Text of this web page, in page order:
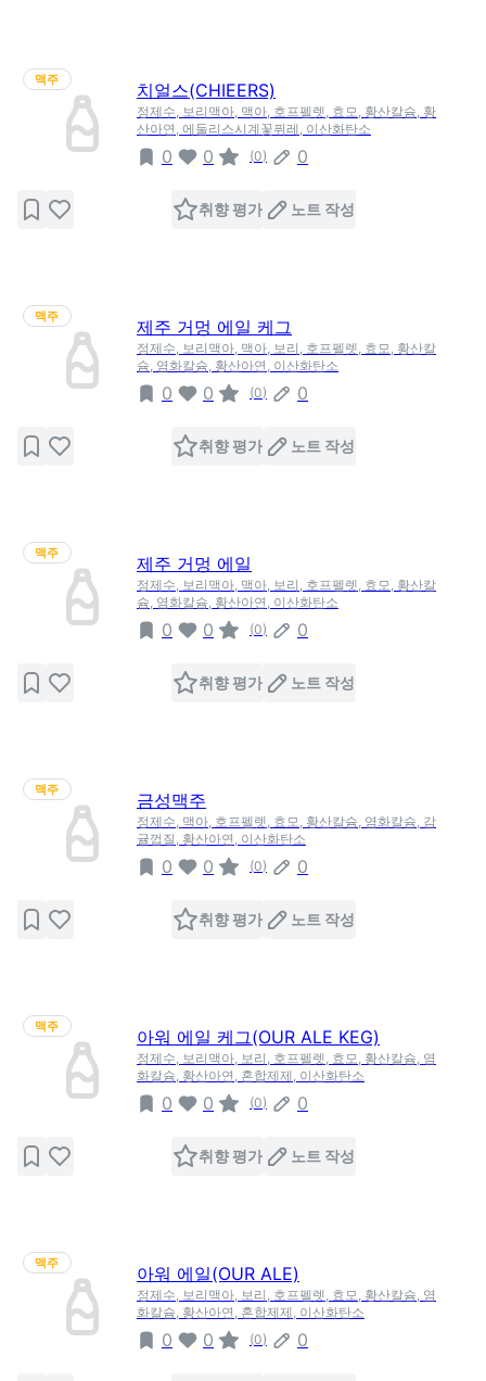
맥주
치얼스(CHIEERS)
정제수, 보리맥아, 맥아, 호프펠렛, 효모, 황산칼슘, 황
산아연, 에둘리스시계꽃퓌레, 이산화탄소
0 0 (0) 0
취향 평가 노트 작성
맥주
제주 거멍 에일 케그
정제수, 보리맥아, 맥아, 보리, 호프펠렛, 효모, 황산칼
슘, 염화칼슘, 황산아연, 이산화탄소
0 0 (0) 0
취향 평가 노트 작성
맥주
제주 거멍 에일
정제수, 보리맥아, 맥아, 보리, 호프펠렛, 효모, 황산칼
슘, 염화칼슘, 황산아연, 이산화탄소
0 0 (0) 0
취향 평가 노트 작성
맥주
금성맥주
정제수, 맥아, 호프펠렛, 효모, 황산칼슘, 염화칼슘, 감
귤껍질, 황산아연, 이산화탄소
0 0 (0) 0
취향 평가 노트 작성
맥주
아워 에일 케그(OUR ALE KEG)
정제수, 보리맥아, 보리, 호프펠렛, 효모, 황산칼슘, 염
화칼슘, 황산아연, 혼합제제, 이산화탄소
0 0 (0) 0
취향 평가 노트 작성
맥주
아워 에일(OUR ALE)
정제수, 보리맥아, 보리, 호프펠렛, 효모, 황산칼슘, 염
화칼슘, 황산아연, 혼합제제, 이산화탄소
0 0 (0) 0